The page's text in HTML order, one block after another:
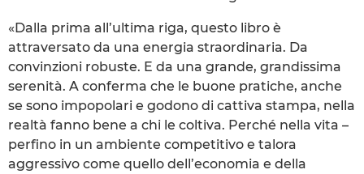
«Dalla prima all’ultima riga, questo libro è
attraversato da una energia straordinaria. Da
convinzioni robuste. E da una grande, grandissima
serenità. A conferma che le buone pratiche, anche
se sono impopolari e godono di cattiva stampa, nella
realtà fanno bene a chi le coltiva. Perché nella vita –
perfino in un ambiente competitivo e talora
aggressivo come quello dell’economia e della